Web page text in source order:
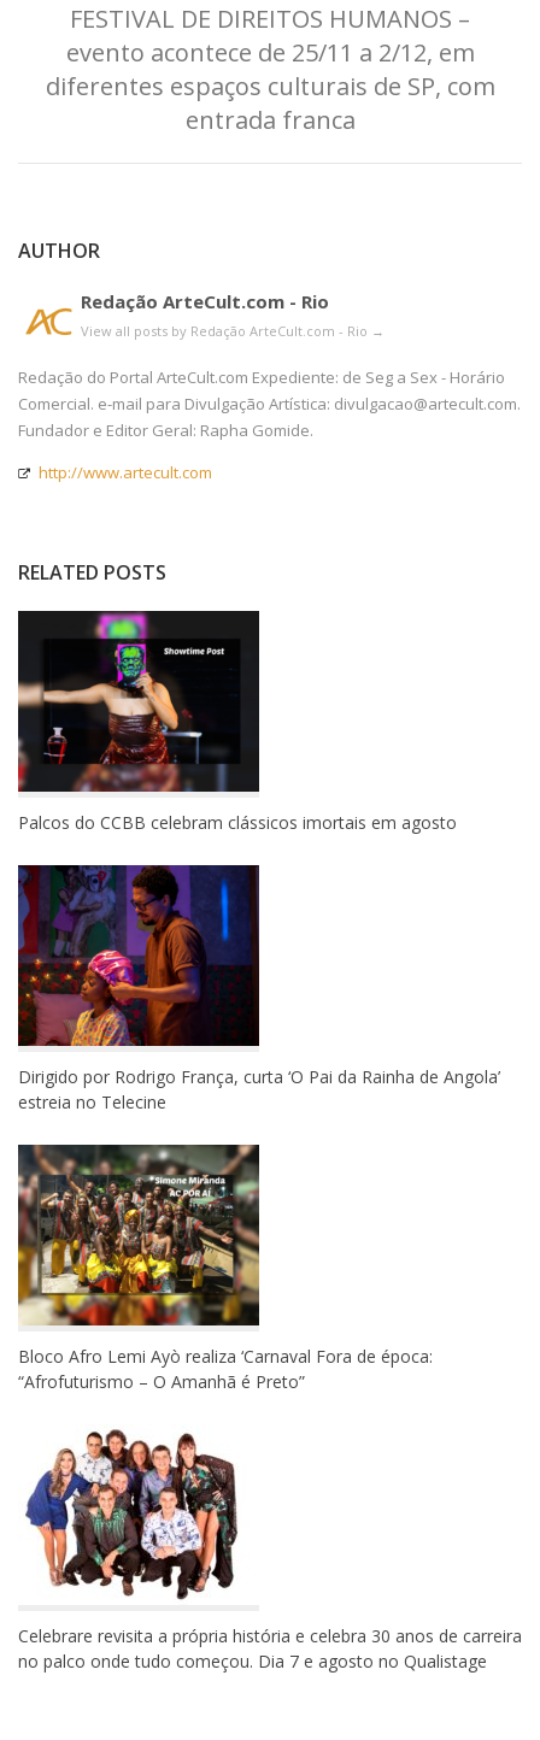
FESTIVAL DE DIREITOS HUMANOS –
evento acontece de 25/11 a 2/12, em
diferentes espaços culturais de SP, com
entrada franca
AUTHOR
Redação ArteCult.com - Rio
View all posts by Redação ArteCult.com - Rio →
Redação do Portal ArteCult.com Expediente: de Seg a Sex - Horário
Comercial. e-mail para Divulgação Artística: divulgacao@artecult.com.
Fundador e Editor Geral: Rapha Gomide.
http://www.artecult.com
RELATED POSTS
Palcos do CCBB celebram clássicos imortais em agosto
Dirigido por Rodrigo França, curta ‘O Pai da Rainha de Angola’
estreia no Telecine
Bloco Afro Lemi Ayò realiza ‘Carnaval Fora de época:
“Afrofuturismo – O Amanhã é Preto”
Celebrare revisita a própria história e celebra 30 anos de carreira
no palco onde tudo começou. Dia 7 e agosto no Qualistage